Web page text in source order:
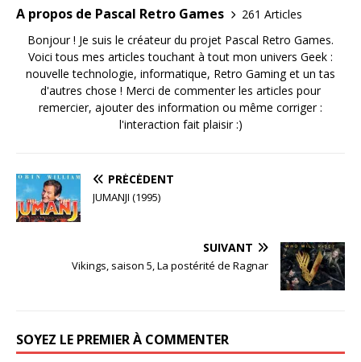
A propos de Pascal Retro Games
261 Articles
Bonjour ! Je suis le créateur du projet Pascal Retro Games.
Voici tous mes articles touchant à tout mon univers Geek :
nouvelle technologie, informatique, Retro Gaming et un tas
d'autres chose ! Merci de commenter les articles pour
remercier, ajouter des information ou même corriger :
l'interaction fait plaisir :)
PRÉCÉDENT
JUMANJI (1995)
SUIVANT
Vikings, saison 5, La postérité de Ragnar
SOYEZ LE PREMIER À COMMENTER